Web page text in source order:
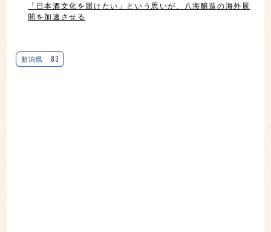
「日本酒文化を届けたい」という思いが、八海醸造の海外展
開を加速させる
新潟県 83